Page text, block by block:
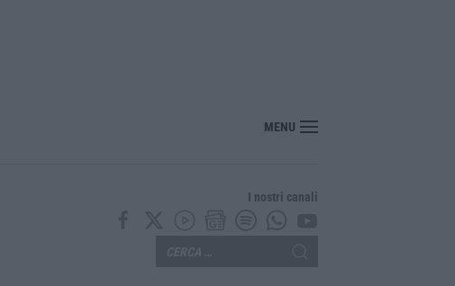
Il Ssn recupera personale: +1,6% secondo l’ultima rilevazione ministeriale
MENU
I nostri canali